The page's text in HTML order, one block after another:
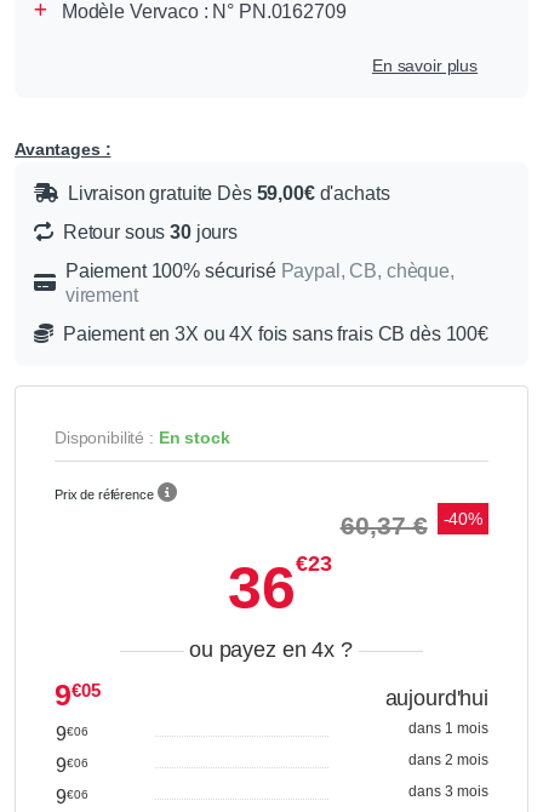
Modèle Vervaco : N° PN.0162709
En savoir plus
Avantages :
Livraison gratuite Dès 59,00€d'achats
Retour sous30jours
Paiement 100% sécurisé Paypal, CB, chèque,
virement
Paiement en 3X ou 4X fois sans frais CB dès 100€
Disponibilité : En stock
Prix de référence
60,37 € -40%
36€23
ou payez en 4x ?
9€05 aujourd'hui
9€06 dans 1 mois
9€06 dans 2 mois
9€06 dans 3 mois